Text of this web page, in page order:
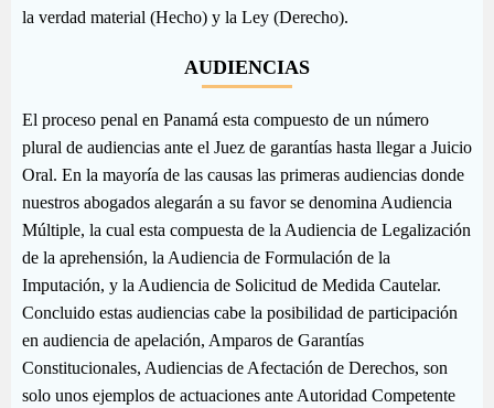
la verdad material (Hecho) y la Ley (Derecho).
AUDIENCIAS
El proceso penal en Panamá esta compuesto de un número
plural de audiencias ante el Juez de garantías hasta llegar a Juicio
Oral. En la mayoría de las causas las primeras audiencias donde
nuestros abogados alegarán a su favor se denomina Audiencia
Múltiple, la cual esta compuesta de la Audiencia de Legalización
de la aprehensión, la Audiencia de Formulación de la
Imputación, y la Audiencia de Solicitud de Medida Cautelar.
Concluido estas audiencias cabe la posibilidad de participación
en audiencia de apelación, Amparos de Garantías
Constitucionales, Audiencias de Afectación de Derechos, son
solo unos ejemplos de actuaciones ante Autoridad Competente